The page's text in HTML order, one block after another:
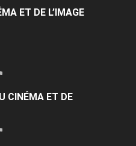
ET DE L’IMAGE
CINÉMA ET DE